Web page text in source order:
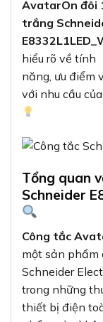
AvatarOn đôi
trắng
hiểu rõ về tính
năng, ưu điểm
với nhu cầu
Tổng quan
Schneider
Công tắc
một sản phẩm
Schneider
trong những
thiết bị điện